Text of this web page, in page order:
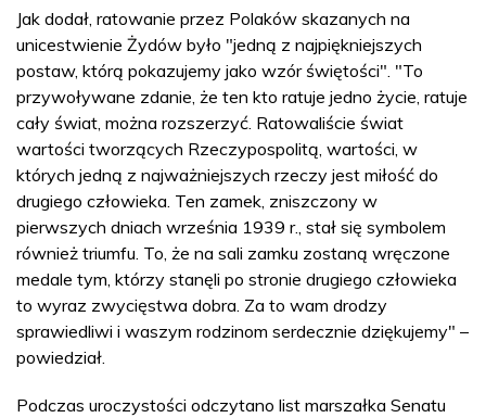
Jak dodał, ratowanie przez Polaków skazanych na
unicestwienie Żydów było "jedną z najpiękniejszych
postaw, którą pokazujemy jako wzór świętości". "To
przywoływane zdanie, że ten kto ratuje jedno życie, ratuje
cały świat, można rozszerzyć. Ratowaliście świat
wartości tworzących Rzeczypospolitą, wartości, w
których jedną z najważniejszych rzeczy jest miłość do
drugiego człowieka. Ten zamek, zniszczony w
pierwszych dniach września 1939 r., stał się symbolem
również triumfu. To, że na sali zamku zostaną wręczone
medale tym, którzy stanęli po stronie drugiego człowieka
to wyraz zwycięstwa dobra. Za to wam drodzy
sprawiedliwi i waszym rodzinom serdecznie dziękujemy" –
powiedział.
Podczas uroczystości odczytano list marszałka Senatu